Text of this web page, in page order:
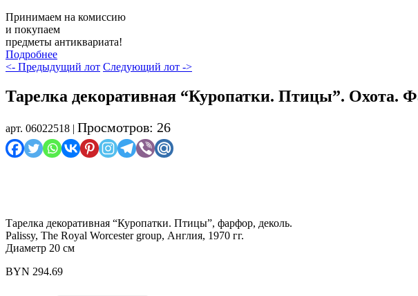
Принимаем на комиссию
и покупаем
предметы антиквариата!
Подробнее
<- Предыдущий лот Следующий лот ->
Тарелка декоративная “Куропатки. Птицы”. Охота.
арт. 06022518 | Просмотров: 26
Тарелка декоративная “Куропатки. Птицы”, фарфор, деколь.
Palissy, The Royal Worcester group, Англия, 1970 гг.
Диаметр 20 см
BYN 294.69